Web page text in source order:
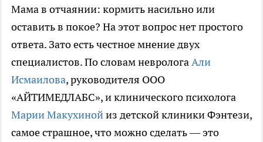
Мама в отчаянии: кормить насильно или
оставить в покое? На этот вопрос нет простого
ответа. Зато есть честное мнение двух
специалистов. По словам неврологаАли
Исмаилова, руководителя ООО
«АЙТИМЕДЛАБС», и клинического психолога
Марии Макухинойиз детской клиники Фэнтези,
самое страшное, что можно сделать — это